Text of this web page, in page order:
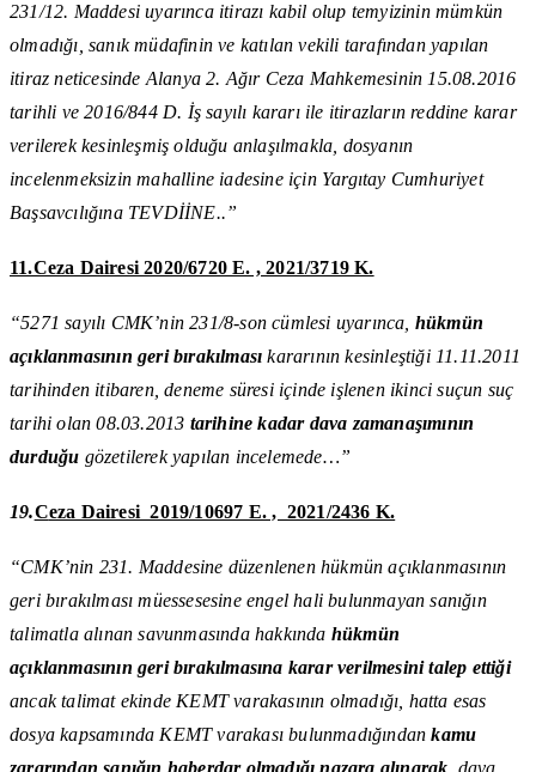
231/12. Maddesi uyarınca itirazı kabil olup temyizinin mümkün
olmadığı, sanık müdafinin ve katılan vekili tarafından yapılan
itiraz neticesinde Alanya 2. Ağır Ceza Mahkemesinin 15.08.2016
tarihli ve 2016/844 D. İş sayılı kararı ile itirazların reddine karar
verilerek kesinleşmiş olduğu anlaşılmakla, dosyanın
incelenmeksizin mahalline iadesine için Yargıtay Cumhuriyet
Başsavcılığına TEVDİİNE..”
11.Ceza Dairesi 2020/6720 E. , 2021/3719 K.
“5271 sayılı CMK’nin 231/8-son cümlesi uyarınca, hükmün
açıklanmasının geri bırakılması kararının kesinleştiği 11.11.2011
tarihinden itibaren, deneme süresi içinde işlenen ikinci suçun suç
tarihi olan 08.03.2013 tarihine kadar dava zamanaşımının
durduğu gözetilerek yapılan incelemede…”
19.Ceza Dairesi 2019/10697 E. , 2021/2436 K.
“CMK’nin 231. Maddesine düzenlenen hükmün açıklanmasının
geri bırakılması müessesesine engel hali bulunmayan sanığın
talimatla alınan savunmasında hakkında hükmün
açıklanmasının geri bırakılmasına karar verilmesini talep ettiği
ancak talimat ekinde KEMT varakasının olmadığı, hatta esas
dosya kapsamında KEMT varakası bulunmadığındankamu